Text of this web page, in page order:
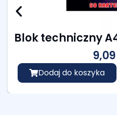
Blok techniczny
9,09
Dodaj do koszyka